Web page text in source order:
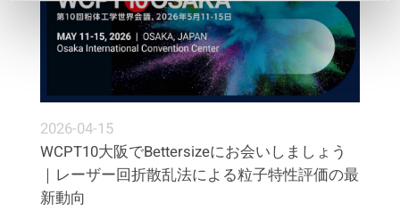
2026-04-15
WCPT10大阪でBettersizeにお会いしましょう
｜レーザー回折散乱法による粒子特性評価の最
新動向